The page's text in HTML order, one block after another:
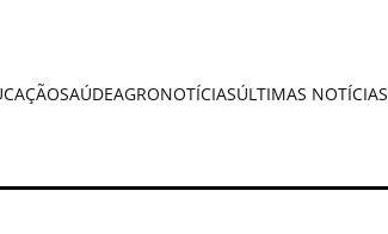
SAÚDEAGRONOTÍCIASÚLTIMAS NOTÍCIAS